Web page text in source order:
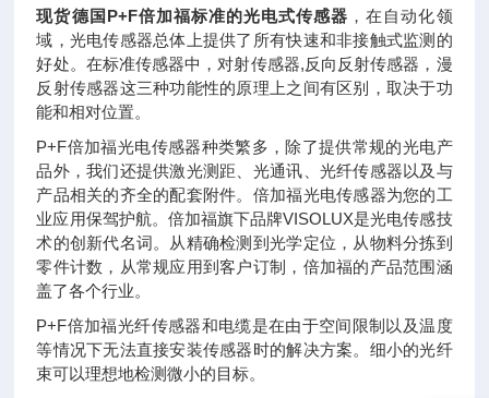
现货德国P+F倍加福标准的光电式传感器 ，在自动化领
域，光电传感器总体上提供了所有快速和非接触式监测的
好处。在标准传感器中，对射传感器,反向反射传感器，漫
反射传感器这三种功能性的原理上之间有区别，取决于功
能和相对位置。
P+F倍加福光电传感器种类繁多，除了提供常规的光电产
品外，我们还提供激光测距、光通讯、光纤传感器以及与
产品相关的齐全的配套附件。倍加福光电传感器为您的工
业应用保驾护航。倍加福旗下品牌VISOLUX是光电传感技
术的创新代名词。从精确检测到光学定位，从物料分拣到
零件计数，从常规应用到客户订制，倍加福的产品范围涵
盖了各个行业。
P+F倍加福光纤传感器和电缆是在由于空间限制以及温度
等情况下无法直接安装传感器时的解决方案。细小的光纤
束可以理想地检测微小的目标。